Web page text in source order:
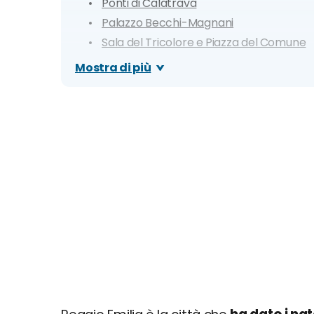
Palazzo Becchi-Magnani
Sala del Tricolore e Piazza del Comune
Museo del Tricolore
Mostra di più